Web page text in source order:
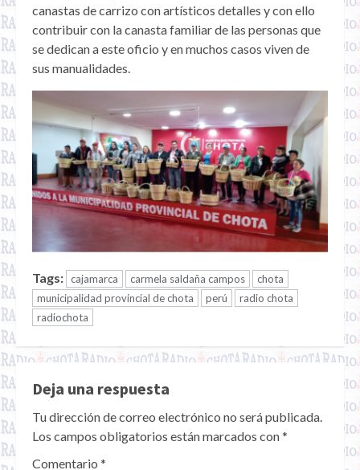
canastas de carrizo con artísticos detalles y con ello
contribuir con la canasta familiar de las personas que
se dedican a este oficio y en muchos casos viven de
sus manualidades.
Tags: cajamarca carmela saldaña campos
chota
municipalidad provincial de chota
perú
radio chota
radiochota
Deja una respuesta
Tu dirección de correo electrónico no será publicada.
Los campos obligatorios están marcados con*
Comentario *